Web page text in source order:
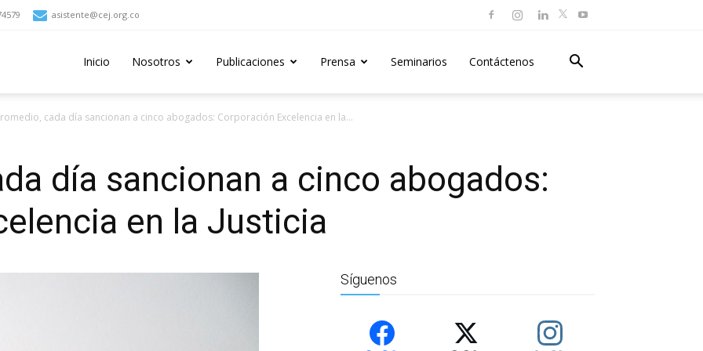
asistente@cej.org.co
Inicio Nosotros Publicaciones Prensa Seminarios Contáctenos
cada día sancionan a cinco abogados: Corporación Excelencia en la...
día sancionan a cinco abogados:
en la Justicia
Síguenos